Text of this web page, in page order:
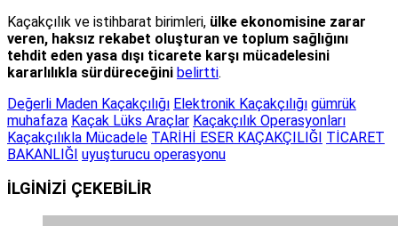
Kaçakçılık ve istihbarat birimleri, ülke ekonomisine zarar
veren, haksız rekabet oluşturan ve toplum sağlığını
tehdit eden yasa dışı ticarete karşı mücadelesini
kararlılıkla sürdüreceğini belirtti.
Değerli Maden Kaçakçılığı Elektronik Kaçakçılığı gümrük
muhafaza Kaçak Lüks Araçlar Kaçakçılık Operasyonları
Kaçakçılıkla Mücadele TARİHİ ESER KAÇAKÇILIĞI TİCARET
BAKANLIĞI uyuşturucu operasyonu
İLGİNİZİ ÇEKEBİLİR